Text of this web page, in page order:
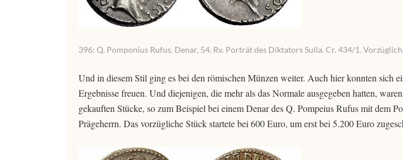
396: Q. Pomponius Rufus. Denar, 54. Rv. Porträt des Diktators Sulla. Cr. 434/1.
Und in diesem Stil ging es bei den römischen Münzen weiter. Auch hier konnten sich
Ergebnisse freuen. Und diejenigen, die mehr als das Normale ausgegeben hatten,
gekauften Stücke, so zum Beispiel bei einem Denar des Q. Pompeius Rufus mit dem
Prägeherrn. Das vorzügliche Stück startete bei 600 Euro, um erst bei 5.200 Euro